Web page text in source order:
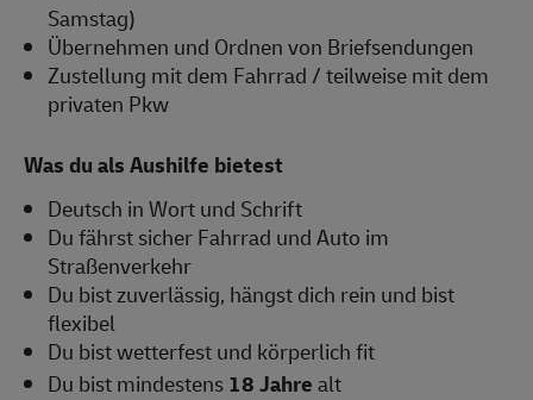
Samstag)
Übernehmen und Ordnen von Briefsendungen
Zustellung mit dem Fahrrad / teilweise mit dem
privaten Pkw
Was du als Aushilfe bietest
Deutsch in Wort und Schrift
Du fährst sicher Fahrrad und Auto im
Straßenverkehr
Du bist zuverlässig, hängst dich rein und bist
flexibel
Du bist wetterfest und körperlich fit
Du bist mindestens 18 Jahrealt